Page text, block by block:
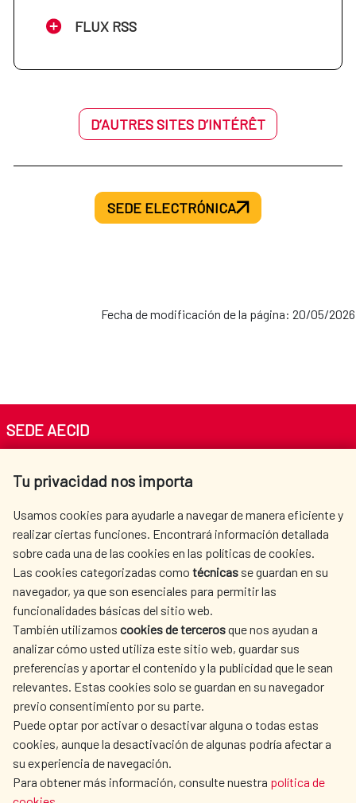
FLUX RSS
D’AUTRES SITES D’INTÉRÊT
SEDE ELECTRÓNICA
Fecha de modificación de la página: 20/05/2026
Tu privacidad nos importa
Usamos cookies para ayudarle a navegar de manera eficiente y
realizar ciertas funciones. Encontrará información detallada
sobre cada una de las cookies en las políticas de cookies.
Las cookies categorizadas como técnicas se guardan en su
navegador, ya que son esenciales para permitir las
funcionalidades básicas del sitio web.
También utilizamos cookies de tercerosque nos ayudan a
analizar cómo usted utiliza este sitio web, guardar sus
preferencias y aportar el contenido y la publicidad que le sean
relevantes. Estas cookies solo se guardan en su navegador
previo consentimiento por su parte.
Puede optar por activar o desactivar alguna o todas estas
cookies, aunque la desactivación de algunas podría afectar a
su experiencia de navegación.
Para obtener más información, consulte nuestra política de
SEDE AECID
Tel. +34 900 20 30 54​​​​​​​
AECID
OÙ NOUS COOPÉRONS
L'ACTION HUMANITAIRE
ESPAGNOLE
SALLE DE PRESSE
CULTURE ET SCIENCE BIBLIOTHÈQUE
NOS RÉSEAUX SOCIAUX